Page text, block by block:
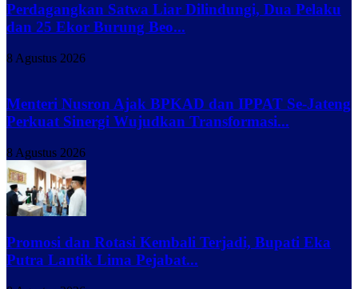
Perdagangkan Satwa Liar Dilindungi, Dua Pelaku
dan 25 Ekor Burung Beo...
8 Agustus 2026
Menteri Nusron Ajak BPKAD dan IPPAT Se-Jateng
Perkuat Sinergi Wujudkan Transformasi...
8 Agustus 2026
Promosi dan Rotasi Kembali Terjadi, Bupati Eka
Putra Lantik Lima Pejabat...